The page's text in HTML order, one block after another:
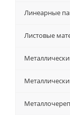
Линеарные
Листовые